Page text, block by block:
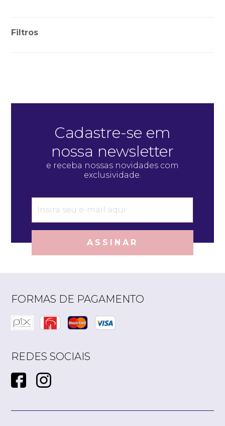
Filtros
Cadastre-se em
nossa newsletter
e receba nossas novidades com
exclusividade.
ASSINAR
FORMAS DE PAGAMENTO
REDES SOCIAIS